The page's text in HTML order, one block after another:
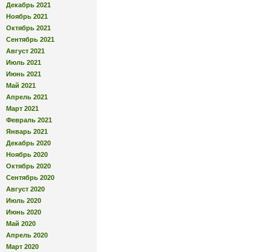
Декабрь 2021
Ноябрь 2021
Октябрь 2021
Сентябрь 2021
Август 2021
Июль 2021
Июнь 2021
Май 2021
Апрель 2021
Март 2021
Февраль 2021
Январь 2021
Декабрь 2020
Ноябрь 2020
Октябрь 2020
Сентябрь 2020
Август 2020
Июль 2020
Июнь 2020
Май 2020
Апрель 2020
Март 2020